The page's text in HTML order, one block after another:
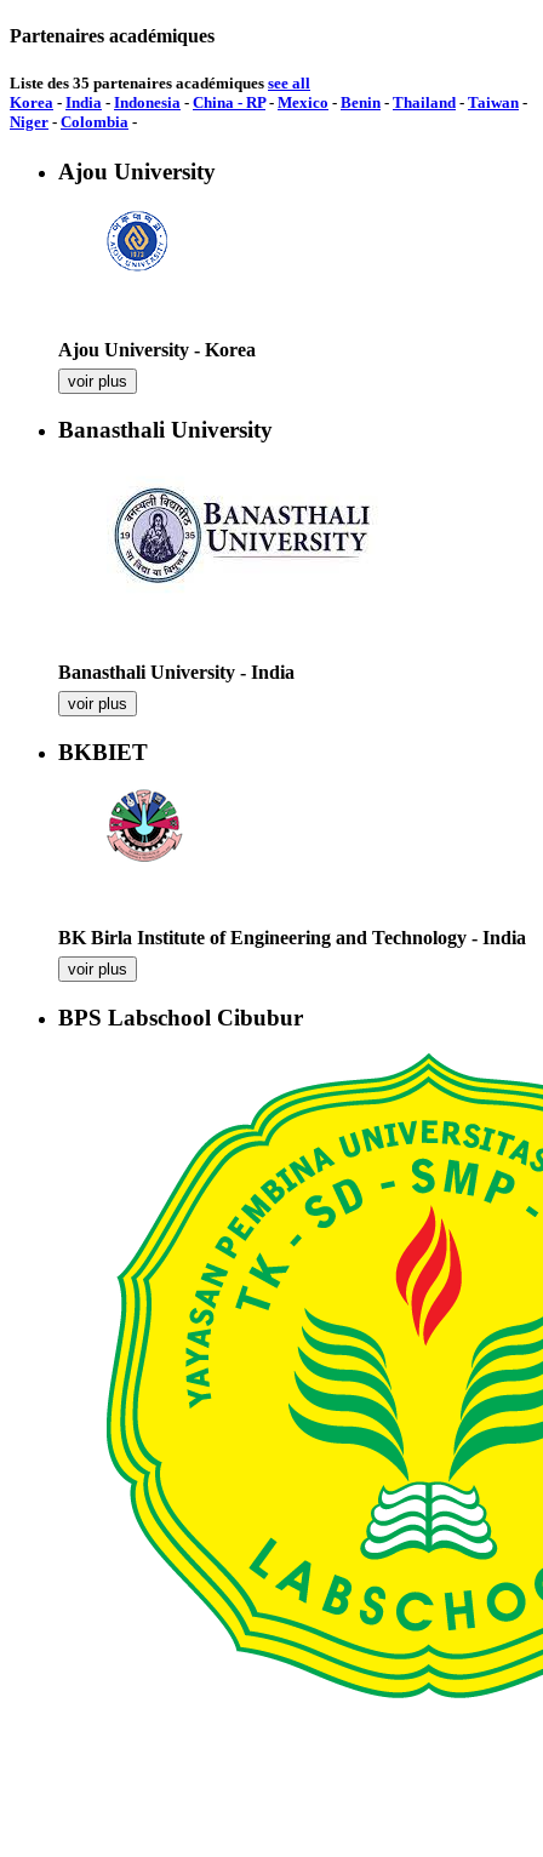
Partenaires académiques
Liste des 35 partenaires académiques see all
Korea - India - Indonesia - China - RP- Mexico - Benin - Thailand - Taiwan -
Niger - Colombia -
Ajou University
Ajou University - Korea
voir plus
Banasthali University
Banasthali University - India
voir plus
BKBIET
BK Birla Institute of Engineering and Technology - India
voir plus
BPS Labschool Cibubur